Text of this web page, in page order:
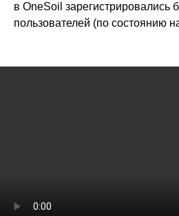
в OneSoil зарегистрировались
пользователей (по состоянию